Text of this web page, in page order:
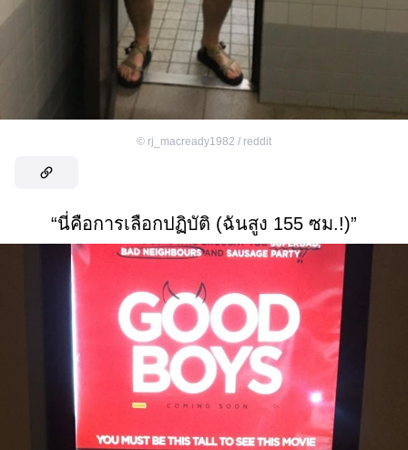
© rj_macready1982 / reddit
“นี่คือการเลือกปฏิบัติ (ฉันสูง 155 ซม.!)”